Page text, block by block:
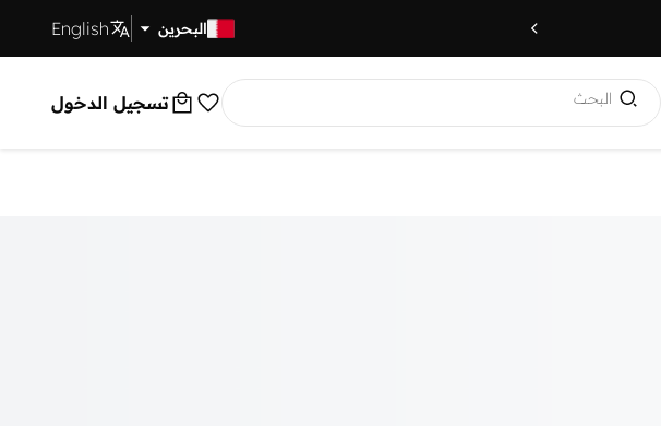
البحرين English
البحث تسجيل الدخول